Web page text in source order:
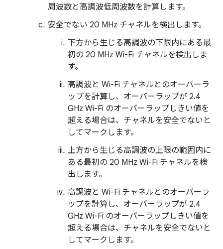
周波数と高調波低周波数を計算します。
安全でない 20 MHz チャネルを検出します。
下方から生じる高調波の下限内にある最
初の 20 MHz Wi-Fi チャネルを検出しま
す。
高調波と Wi-Fi チャネルとのオーバーラ
ップを計算し、オーバーラップが 2.4
GHz Wi-Fi のオーバーラップしきい値を
超える場合は、チャネルを安全でないと
してマークします。
上方から生じる高調波の上限の範囲内に
ある最初の 20 MHz Wi-Fi チャネルを検
出します。
高調波と Wi-Fi チャネルとのオーバーラ
ップを計算し、オーバーラップが 2.4
GHz Wi-Fi のオーバーラップしきい値を
超える場合は、チャネルを安全でないと
してマークします。